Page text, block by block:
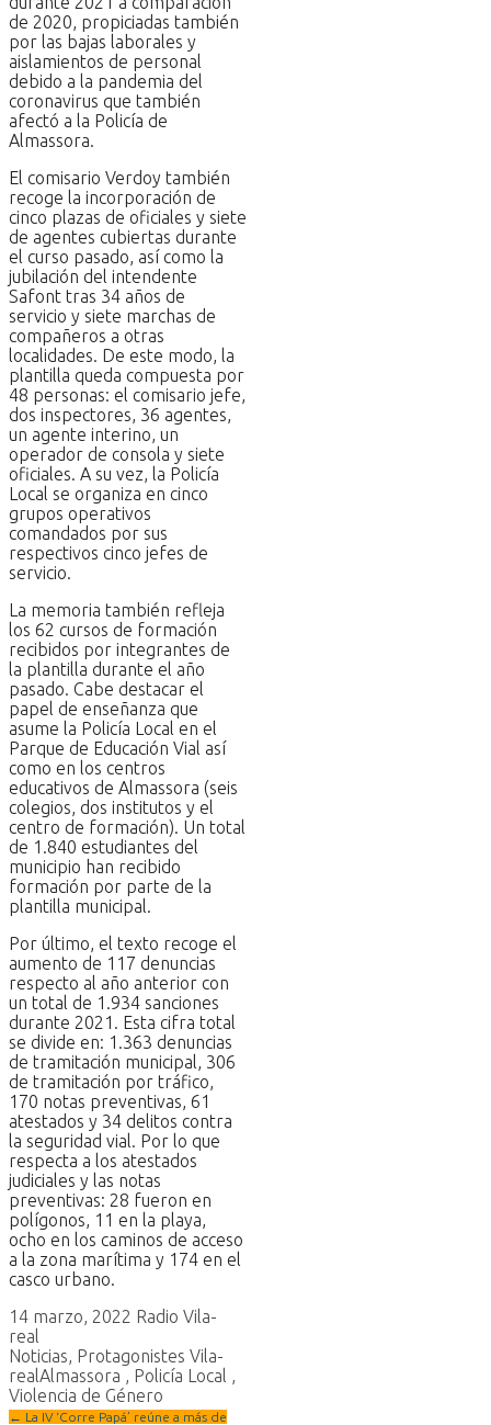
de 2020, propiciadas también
por las bajas laborales y
aislamientos de personal
debido a la pandemia del
coronavirus que también
afectó a la Policía de
Almassora.
El comisario Verdoy también
recoge la incorporación de
cinco plazas de oficiales y siete
de agentes cubiertas durante
el curso pasado, así como la
jubilación del intendente
Safont tras 34 años de
servicio y siete marchas de
compañeros a otras
localidades. De este modo, la
plantilla queda compuesta por
48 personas: el comisario jefe,
dos inspectores, 36 agentes,
un agente interino, un
operador de consola y siete
oficiales. A su vez, la Policía
Local se organiza en cinco
grupos operativos
comandados por sus
respectivos cinco jefes de
servicio.
La memoria también refleja
los 62 cursos de formación
recibidos por integrantes de
la plantilla durante el año
pasado. Cabe destacar el
papel de enseñanza que
asume la Policía Local en el
Parque de Educación Vial así
como en los centros
educativos de Almassora (seis
colegios, dos institutos y el
centro de formación). Un total
de 1.840 estudiantes del
municipio han recibido
formación por parte de la
plantilla municipal.
Por último, el texto recoge el
aumento de 117 denuncias
respecto al año anterior con
un total de 1.934 sanciones
durante 2021. Esta cifra total
se divide en: 1.363 denuncias
de tramitación municipal, 306
de tramitación por tráfico,
170 notas preventivas, 61
atestados y 34 delitos contra
la seguridad vial. Por lo que
respecta a los atestados
judiciales y las notas
preventivas: 28 fueron en
polígonos, 11 en la playa,
ocho en los caminos de acceso
a la zona marítima y 174 en el
casco urbano.
14 marzo, 2022 Radio Vila-
real
Noticias, Protagonistes Vila-
realAlmassora , Policía Local ,
Violencia de Género
← La IV ‘Corre Papá’ reúne a más de